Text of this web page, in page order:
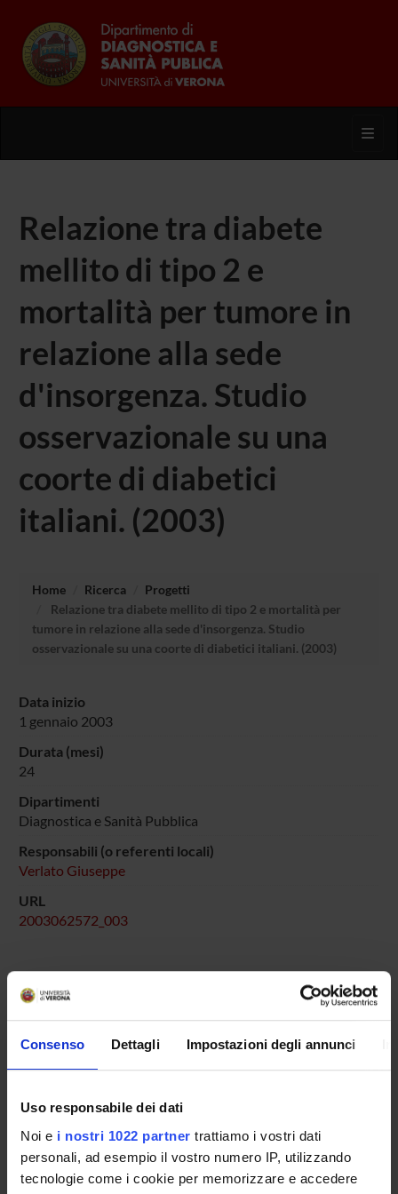
Consenso Dettagli Impostazioni degli annunci
Uso responsabile dei dati
Noi e i nostri 1022 partner trattiamo i vostri dati
personali, ad esempio il vostro numero IP, utilizzando
tecnologie come i cookie per memorizzare e accedere
Relazione tra diabete
mellito di tipo 2 e
mortalità per tumore in
relazione alla sede
d'insorgenza. Studio
osservazionale su una
coorte di diabetici
italiani. (2003)
Home Ricerca
Progetti
Relazione tra diabete mellito di tipo 2 e mortalità per
tumore in relazione alla sede d'insorgenza. Studio
osservazionale su una coorte di diabetici italiani. (2003)
Data inizio
1 gennaio 2003
Durata (mesi)
24
Dipartimenti
Diagnostica e Sanità Pubblica
Responsabili (o referenti locali)
Verlato Giuseppe
URL
2003062572_003
Ministero dell'Istruzione dell'Università e della Ricerca
Nazionale
PARTECIPANTI AL PROGETTO